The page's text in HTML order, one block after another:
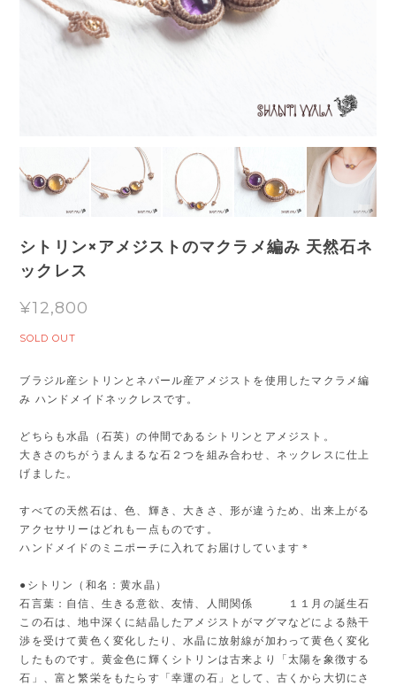
シトリン×アメジストのマクラメ編み 天然石ネ
ックレス
¥12,800
SOLD OUT
ブラジル産シトリンとネパール産アメジストを使用したマクラメ編
み ハンドメイドネックレスです。
どちらも水晶（石英）の仲間であるシトリンとアメジスト。
大きさのちがうまんまるな石２つを組み合わせ、ネックレスに仕上
げました。
すべての天然石は、色、輝き、大きさ、形が違うため、出来上がる
アクセサリーはどれも一点ものです。
ハンドメイドのミニポーチに入れてお届けしています＊
●シトリン（和名：黄水晶）
石言葉：自信、生きる意欲、友情、人間関係 １１月の誕生石
この石は、地中深くに結晶したアメジストがマグマなどによる熱干
渉を受けて黄色く変化したり、水晶に放射線が加わって黄色く変化
したものです。黄金色に輝くシトリンは古来より「太陽を象徴する
石」、富と繁栄をもたらす「幸運の石」として、古くから大切にさ